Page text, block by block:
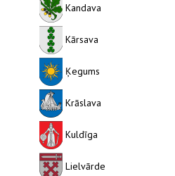
Kandava
Kārsava
Ķegums
Krāslava
Kuldīga
Lielvārde